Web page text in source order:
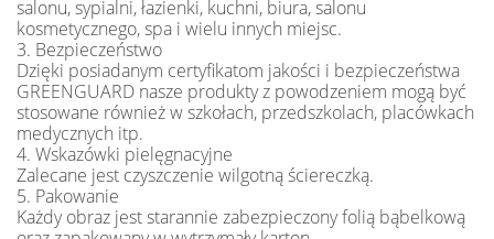
salonu, sypialni, łazienki, kuchni, biura, salonu
kosmetycznego, spa i wielu innych miejsc.
3. Bezpieczeństwo
Dzięki posiadanym certyfikatom jakości i bezpieczeństwa
GREENGUARD nasze produkty z powodzeniem mogą być
stosowane również w szkołach, przedszkolach, placówkach
medycznych itp.
4. Wskazówki pielęgnacyjne
Zalecane jest czyszczenie wilgotną ściereczką.
5. Pakowanie
Każdy obraz jest starannie zabezpieczony folią bąbelkową